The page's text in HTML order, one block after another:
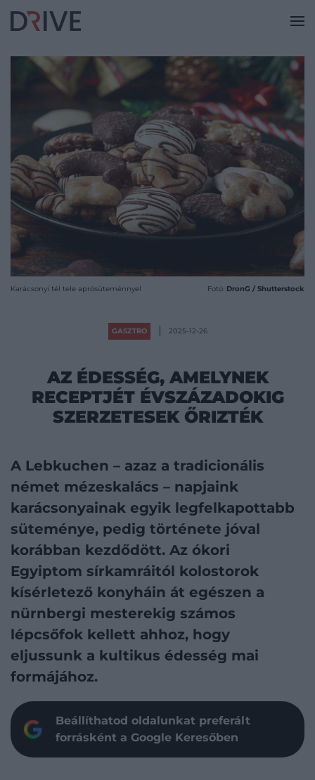
Karácsonyi tél tele aprósüteménnyel Fotó: DronG / Shutterstock
GASZTRO 2025-12-26
AZ ÉDESSÉG, AMELYNEK
RECEPTJÉT ÉVSZÁZADOKIG
SZERZETESEK ŐRIZTÉK
A Lebkuchen – azaz a tradicionális
német mézeskalács – napjaink
karácsonyainak egyik legfelkapottabb
süteménye, pedig története jóval
korábban kezdődött. Az ókori
Egyiptom sírkamráitól kolostorok
kísérletező konyháin át egészen a
nürnbergi mesterekig számos
lépcsőfok kellett ahhoz, hogy
eljussunk a kultikus édesség mai
formájához.
Beállíthatod oldalunkat preferált
forrásként a Google Keresőben